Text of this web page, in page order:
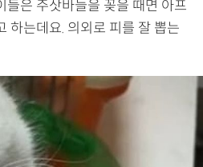
들은 주삿바늘을 꽂을 때면 아프
하는데요. 의외로 피를 잘 뽑는